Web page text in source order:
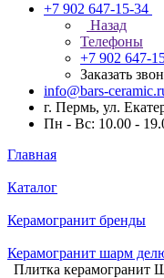
+7 902 647-15-34
Назад
Телефоны
+7 902 647-
Заказать
info@bars-
г. Пермь, ул.
Пн - Вс: 10.00 -
Главная
Каталог
Керамогранит бренды
Керамогранит шарм
Плитка керамогранит